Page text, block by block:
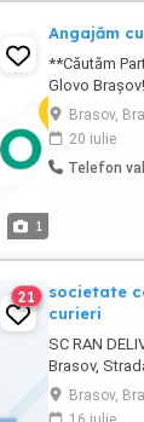
1
Angajăm
**Căutăm
Glovo
și motivată?
program și
ta? Alătură-
de livrare
Brasov,
20 iulie
Telefon
21
societate
curieri
SC RAN
Brasov,
JUD.
CURIER
Brasov,